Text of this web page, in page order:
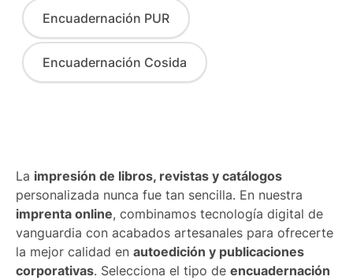
Encuadernación PUR
Encuadernación Cosida
La impresión de libros, revistas y catálogos
personalizada nunca fue tan sencilla. En nuestra
imprenta online, combinamos tecnología digital de
vanguardia con acabados artesanales para ofrecerte
la mejor calidad en autoedición y publicaciones
corporativas. Selecciona el tipo de encuadernación